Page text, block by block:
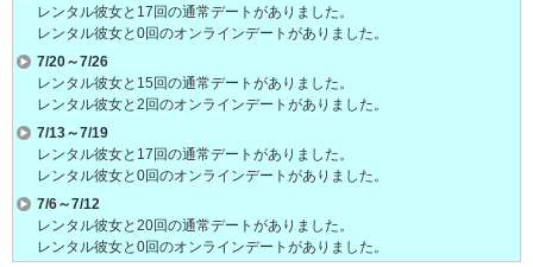
レンタル彼女と17回の通常デートがありました。
レンタル彼女と0回のオンラインデートがありました。
7/20～7/26
レンタル彼女と15回の通常デートがありました。
レンタル彼女と2回のオンラインデートがありました。
7/13～7/19
レンタル彼女と17回の通常デートがありました。
レンタル彼女と0回のオンラインデートがありました。
7/6～7/12
レンタル彼女と20回の通常デートがありました。
レンタル彼女と0回のオンラインデートがありました。